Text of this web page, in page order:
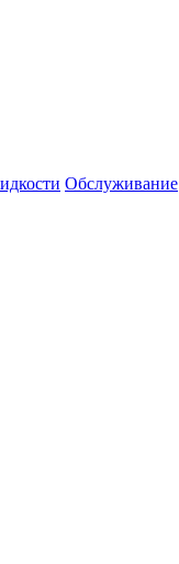
Обслуживание